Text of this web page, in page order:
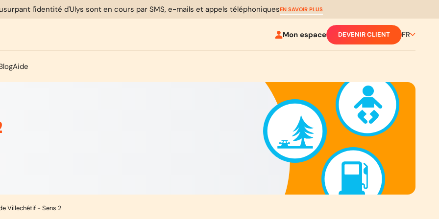
l'identité d'Ulys sont en cours par SMS, e-mails et appels téléphoniquesEN SAVOIR PLUS
Mon espace DEVENIR CLIENT FR
Aide
Villechétif - Sens 2